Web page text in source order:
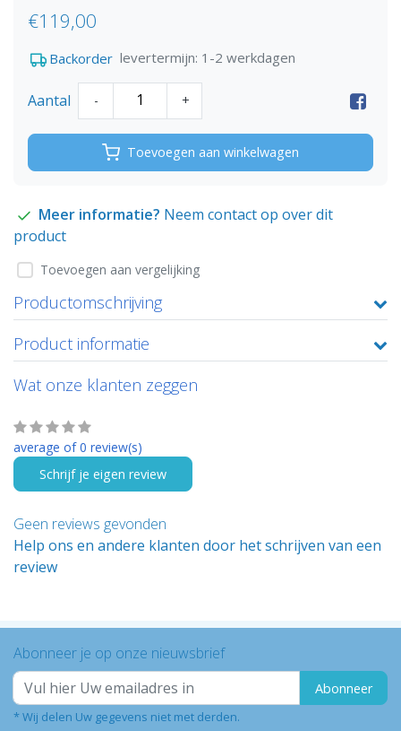
€119,00
Backorder levertermijn: 1-2 werkdagen
Aantal - +
Toevoegen aan winkelwagen
Meer informatie? Neem contact op over dit
product
Toevoegen aan vergelijking
Productomschrijving
Product informatie
Wat onze klanten zeggen
average of 0 review(s)
Schrijf je eigen review
Geen reviews gevonden
Help ons en andere klanten door het schrijven van een
review
Abonneer je op onze nieuwsbrief
Abonneer
* Wij delen Uw gegevens niet met derden.